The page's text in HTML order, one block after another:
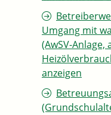
Umgang mit
(AwSV-Anlage,
anzeigen